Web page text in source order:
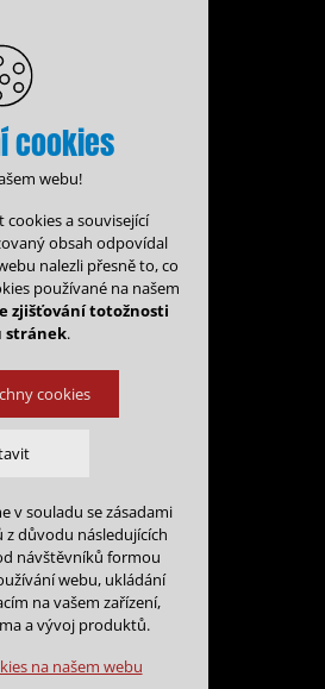
Administrace rezervací
Rezervace na:
Zpět na kalendář
Na tento den nejsou podány
cookies
webu!
a související
obsah odpovídal
nalezli přesně to, co
používané na našem
zjišťování totožnosti
stránek.
cookies
webu
(session):
jazyka, apod.
vyhodnocení
v souladu se zásadami
důvodu následujících
návštěvníků formou
webu, ukládání
na vašem zařízení,
a vývoj produktů.
na našem webu